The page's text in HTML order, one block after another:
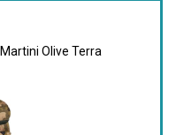
esterno
e condizioni di misto
Olive Terra